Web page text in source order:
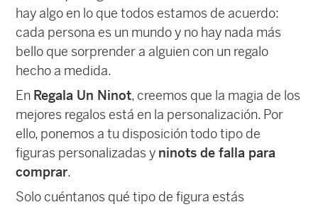
hay algo en lo que todos estamos de acuerdo:
cada persona es un mundo y no hay nada más
bello que sorprender a alguien con un regalo
hecho a medida.
En Regala Un Ninot, creemos que la magia de los
mejores regalos está en la personalización. Por
ello, ponemos a tu disposición todo tipo de
figuras personalizadas y ninots de falla para
comprar.
Solo cuéntanos qué tipo de figura estás